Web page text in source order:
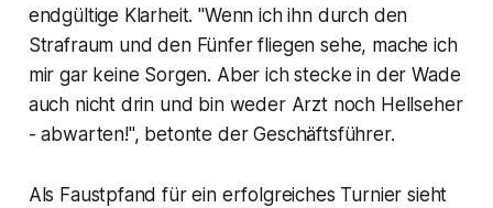
endgültige Klarheit. "Wenn ich ihn durch den
Strafraum und den Fünfer fliegen sehe, mache ich
mir gar keine Sorgen. Aber ich stecke in der Wade
auch nicht drin und bin weder Arzt noch Hellseher
- abwarten!", betonte der Geschäftsführer.
Als Faustpfand für ein erfolgreiches Turnier sieht